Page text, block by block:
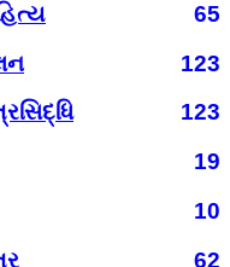
65
123
123
19
10
62